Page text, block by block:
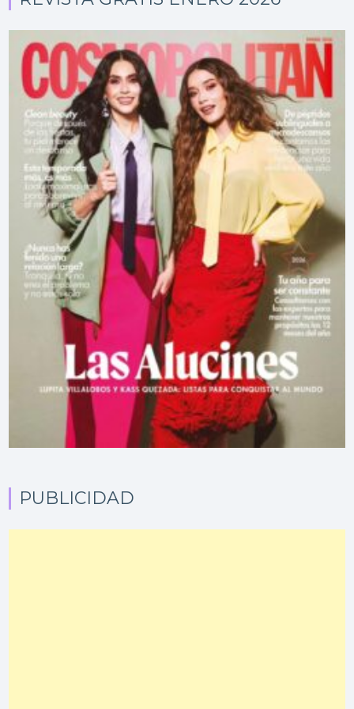
PUBLICIDAD